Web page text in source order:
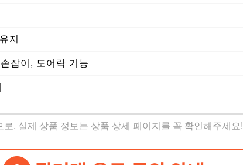
지
잡이, 도어락 기능
, 실제 상품 정보는 상품 상세 페이지를 꼭 확인해주세요!